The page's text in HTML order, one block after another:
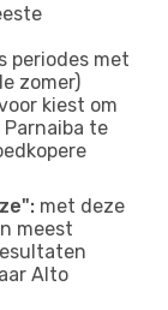
periodes met
zomer)
kiest om
te
met deze
meest
Alto